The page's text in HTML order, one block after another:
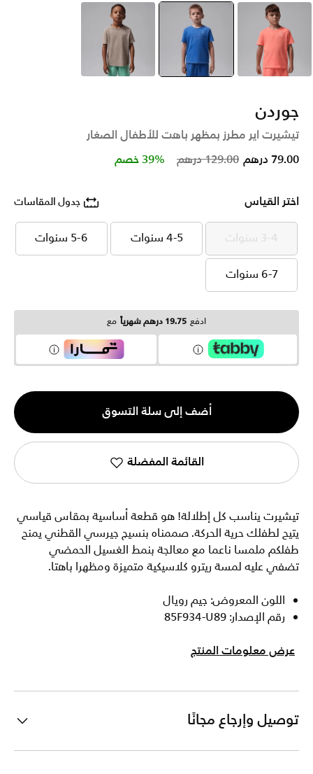
أحمر selected
أزرق بنى
جوردن
تيشيرت اير مطرز بمظهر باهت للأطفال الصغار
Price reduced from
129.00 درهم to 79.00 درهم 39% خصم
اختر القياس جدول المقاسات
3-4 سنوات 3-4 سنوات 4-5 سنوات 4-5 سنوات 5-6 سنوات 5-6 سنوات
6-7 سنوات 6-7 سنوات
ادفع 19.75 درهم شهرياً مع
الكمية
1
أضف إلى سلة التسوق
القائمة المفضلة
تيشيرت يناسب كل إطلالة! هو قطعة أساسية بمقاس قياسي
يتيح لطفلك حرية الحركة. صممناه بنسيج جيرسي القطني يمنح
طفلكم ملمسا ناعما مع معالجة بنمط الغسيل الحمضي
تضفي عليه لمسة ريترو كلاسيكية متميزة ومظهرا باهتا.
اللون المعروض: جيم رويال
رقم الإصدار: 85F934-U89
عرض معلومات المنتج
توصيل وإرجاع مجانًا